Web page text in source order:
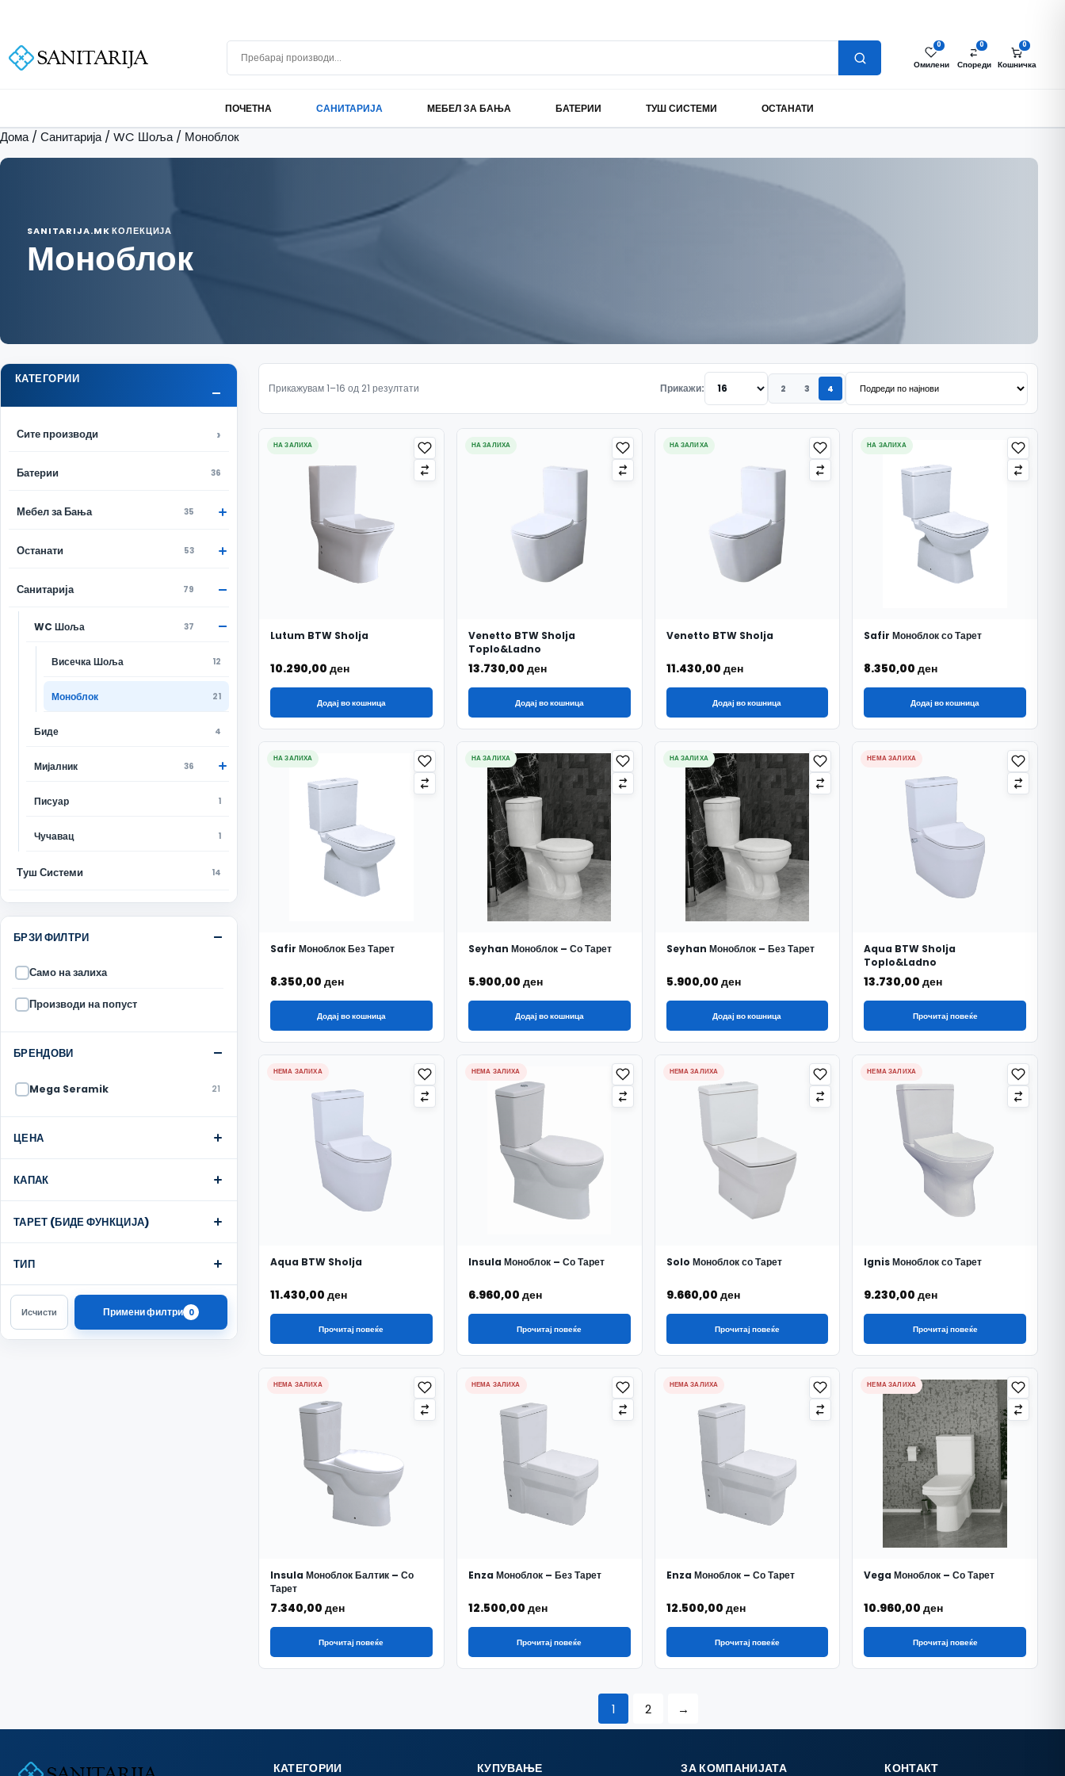
0
Омилени
0
Спореди
0
Кошничка
ПОЧЕТНА САНИТАРИЈА МЕБЕЛ ЗА БАЊА БАТЕРИИ ТУШ СИСТЕМИ ОСТАНАТИ
Дома/ Санитарија/ WC Шоља/ Моноблок
SANITARIJA.MK КОЛЕКЦИЈА
Моноблок
КАТЕГОРИИ
Сите производи
Батерии 36
Мебел за Бања 35
Останати 53
Санитарија 79
WC Шоља 37
Висечка Шоља 12
Моноблок 21
Биде 4
Мијалник 36
Писуар 1
Чучавац 1
Туш Системи 14
БРЗИ ФИЛТРИ
Само на залиха
Производи на попуст
БРЕНДОВИ
Mega Seramik 21
ЦЕНА
КАПАК
ТАРЕТ (БИДЕ ФУНКЦИЈА)
ТИП
Исчисти Примени филтри 0
Прикажувам 1–16 од 21 резултати Прикажи: 2 3 4
НА ЗАЛИХА
Lutum BTW Sholja
10.290,00 ден
Додај во кошница
НА ЗАЛИХА
Venetto BTW Sholja
Toplo&Ladno
13.730,00 ден
Додај во кошница
НА ЗАЛИХА
Venetto BTW Sholja
11.430,00 ден
Додај во кошница
НА ЗАЛИХА
Safir Моноблок со Тарет
8.350,00ден
Додај во кошница
НА ЗАЛИХА
Safir Моноблок Без Тарет
8.350,00 ден
Додај во кошница
НА ЗАЛИХА
Seyhan Моноблок – Со Тарет
5.900,00 ден
Додај во кошница
НА ЗАЛИХА
Seyhan Моноблок – Без Тарет
5.900,00 ден
Додај во кошница
НЕМА ЗАЛИХА
Aqua BTW Sholja
Toplo&Ladno
13.730,00ден
Прочитај повеќе
НЕМА ЗАЛИХА
Aqua BTW Sholja
11.430,00 ден
Прочитај повеќе
НЕМА ЗАЛИХА
Insula Моноблок – Со Тарет
6.960,00 ден
Прочитај повеќе
НЕМА ЗАЛИХА
Solo Моноблок со Тарет
9.660,00 ден
Прочитај повеќе
НЕМА ЗАЛИХА
Ignis Моноблок со Тарет
9.230,00ден
Прочитај повеќе
НЕМА ЗАЛИХА
Insula Моноблок Балтик – Со
Тарет
7.340,00 ден
Прочитај повеќе
НЕМА ЗАЛИХА
Enza Моноблок – Без Тарет
12.500,00 ден
Прочитај повеќе
НЕМА ЗАЛИХА
Enza Моноблок – Со Тарет
12.500,00 ден
Прочитај повеќе
НЕМА ЗАЛИХА
Vega Моноблок – Со Тарет
10.960,00ден
Прочитај повеќе
1 2 →
КАТЕГОРИИ КУПУВАЊЕ ЗА КОМПАНИЈАТА КОНТАКТ